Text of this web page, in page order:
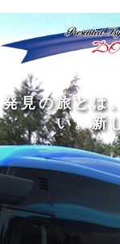
旅 の
発見の旅と は
い。 新
人間の幅を広
い、 本
私は旅
旅 の
どんなに洗 練
くてし ょ
旅をするの は
旅は 真